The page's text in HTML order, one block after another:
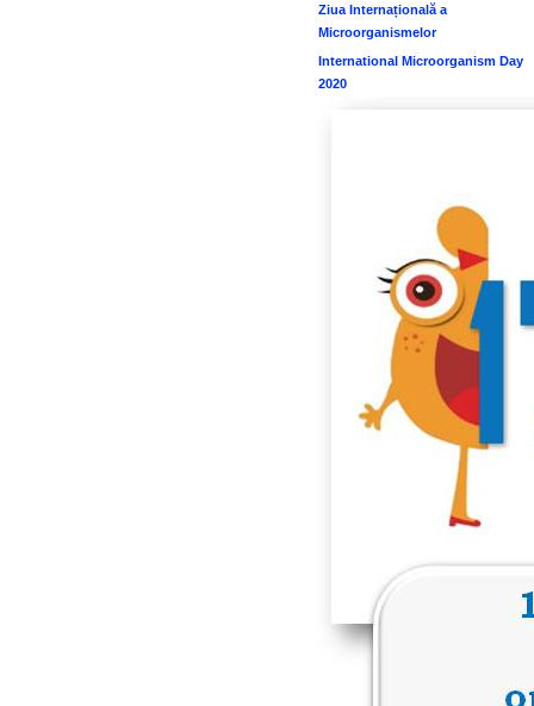
Ziua Internațională a
Microorganismelor
International Microorganism Day
2020